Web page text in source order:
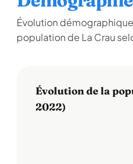
Évolution
population de La Crau
Évolution de la
2022)